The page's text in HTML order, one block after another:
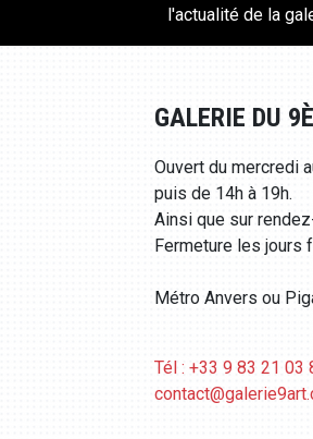
l'actualité de la
GALERIE DU
Ouvert du mercredi
puis de 14h à 19h.
Ainsi que sur
Fermeture les jours
Métro Anvers ou
Tél : +33 9 83 21 03